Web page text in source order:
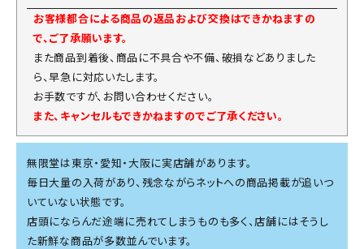
お客様都合による商品の返品および交換はできかねますの
で、ご了承願います。
また商品到着後、商品に不具合や不備、破損などありました
ら、早急に対応いたします。
お手数ですが、お問い合わせください。
また、キャンセルもできかねますのでご了承ください。
無限堂は東京・愛知・大阪に実店舗があります。
毎日大量の入荷があり、残念ながらネットへの商品掲載が追いつ
いていない状態です。
店頭にならんだ途端に売れてしまうものも多く、店舗にはそうし
た新鮮な商品が多数並んでいます。